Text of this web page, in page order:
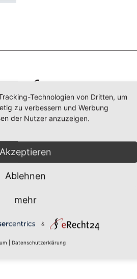
Anfrage
welche Fragen Sie haben und
können.
Technologien von Dritten, um
zu verbessern und Werbung
der Nutzer anzuzeigen.
Akzeptieren
Ablehnen
mehr
&
Datenschutzerklärung